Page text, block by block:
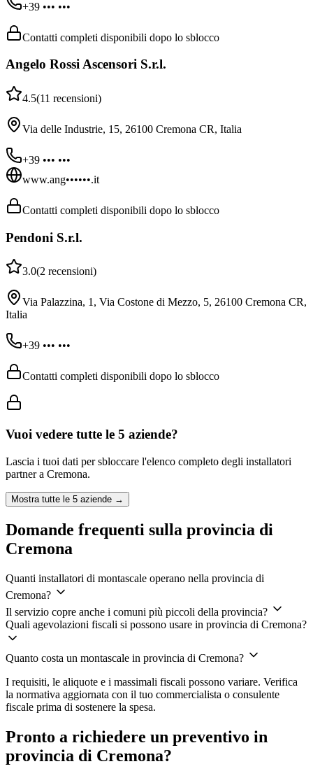
+39 ••• •••
Contatti completi disponibili dopo lo sblocco
Angelo Rossi Ascensori S.r.l.
4.5(11 recensioni)
Via delle Industrie, 15, 26100 Cremona CR, Italia
+39 ••• •••
www.ang••••••.it
Contatti completi disponibili dopo lo sblocco
Pendoni S.r.l.
3.0(2 recensioni)
Via Palazzina, 1, Via Costone di Mezzo, 5, 26100 Cremona CR,
Italia
+39 ••• •••
Contatti completi disponibili dopo lo sblocco
Vuoi vedere tutte le 5 aziende?
Lascia i tuoi dati per sbloccare l'elenco completo degli installatori
partner a Cremona.
Mostra tutte le 5 aziende →
Domande frequenti sulla provincia di
Cremona
Quanti installatori di montascale operano nella provincia di
Cremona?
Il servizio copre anche i comuni più piccoli della provincia?
Quali agevolazioni fiscali si possono usare in provincia di Cremona?
Quanto costa un montascale in provincia di Cremona?
I requisiti, le aliquote e i massimali fiscali possono variare. Verifica
la normativa aggiornata con il tuo commercialista o consulente
fiscale prima di sostenere la spesa.
Pronto a richiedere un preventivo in
provincia di Cremona?